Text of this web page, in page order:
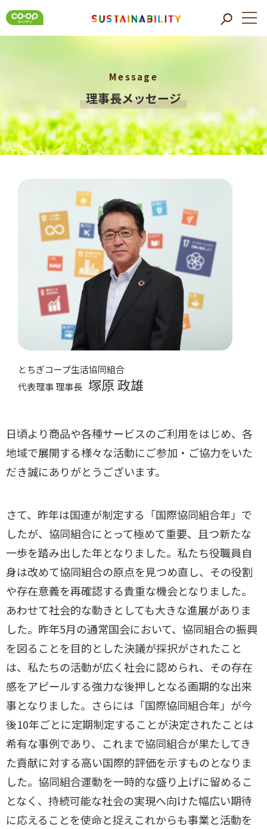
Message
理事長メッセージ
とちぎコープ生活協同組合
代表理事 理事長 塚原 政雄
日頃より商品や各種サービスのご利用をはじめ、各
地域で展開する様々な活動にご参加・ご協力をいた
だき誠にありがとうございます。
さて、昨年は国連が制定する「国際協同組合年」で
したが、協同組合にとって極めて重要、且つ新たな
一歩を踏み出した年となりました。私たち役職員自
身は改めて協同組合の原点を見つめ直し、その役割
や存在意義を再確認する貴重な機会となりました。
あわせて社会的な動きとしても大きな進展がありま
した。昨年5月の通常国会において、協同組合の振興
を図ることを目的とした決議が採択がされたこと
は、私たちの活動が広く社会に認められ、その存在
感をアピールする強力な後押しとなる画期的な出来
事となりました。さらには「国際協同組合年」が今
後10年ごとに定期制定することが決定されたことは
希有な事例であり、これまで協同組合が果たしてき
た貢献に対する高い国際的評価を示すものとなりま
した。協同組合運動を一時的な盛り上げに留めるこ
となく、持続可能な社会の実現へ向けた幅広い期待
に応えることを使命と捉えこれからも事業と活動を